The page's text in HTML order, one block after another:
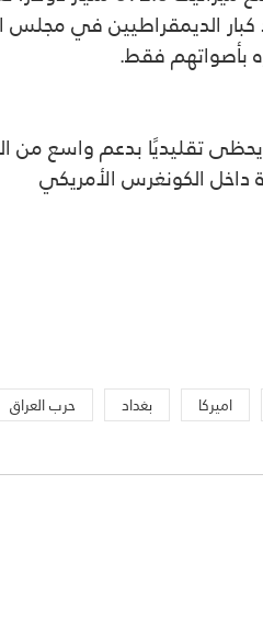
كبار الديمقراطيين في
بأصواتهم فقط.
تقليديًا بدعم واسع من
الكونغرس الأمريكي
اميركا بغداد حرب العراق